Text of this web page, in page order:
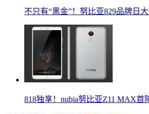
不只有“黑金”！努比亚829品牌日大
818独享！nubia努比亚Z11 MAX首